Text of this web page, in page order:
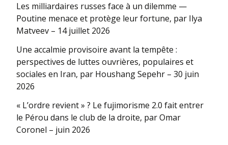
Les milliardaires russes face à un dilemme —
Poutine menace et protège leur fortune, par Ilya
Matveev – 14 juillet 2026
Une accalmie provisoire avant la tempête :
perspectives de luttes ouvrières, populaires et
sociales en Iran, par Houshang Sepehr – 30 juin
2026
« L’ordre revient » ? Le fujimorisme 2.0 fait entrer
le Pérou dans le club de la droite, par Omar
Coronel – juin 2026